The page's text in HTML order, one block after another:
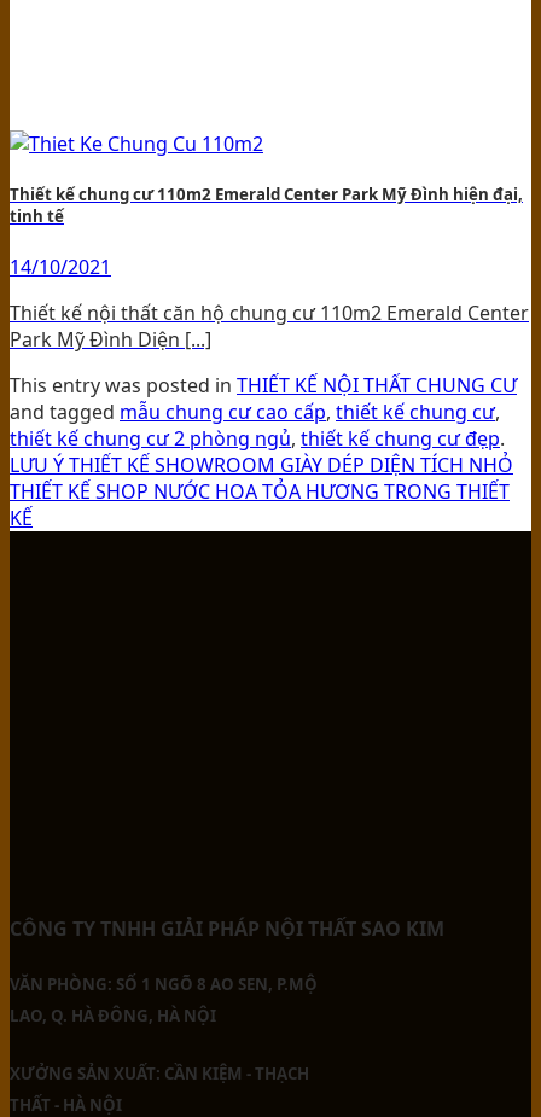
Thiết kế chung cư 110m2 Emerald Center Park Mỹ Đình hiện đại,
tinh tế
14/10/2021
Thiết kế nội thất căn hộ chung cư 110m2 Emerald Center
Park Mỹ Đình Diện [...]
This entry was posted in THIẾT KẾ NỘI THẤT CHUNG CƯ
and tagged mẫu chung cư cao cấp, thiết kế chung cư,
thiết kế chung cư 2 phòng ngủ, thiết kế chung cư đẹp.
LƯU Ý THIẾT KẾ SHOWROOM GIÀY DÉP DIỆN TÍCH NHỎ
THIẾT KẾ SHOP NƯỚC HOA TỎA HƯƠNG TRONG THIẾT
KẾ
CÔNG TY TNHH GIẢI PHÁP NỘI THẤT SAO KIM
VĂN PHÒNG: SỐ 1 NGÕ 8 AO SEN, P.MỘ
LAO, Q. HÀ ĐÔNG, HÀ NỘI
XƯỞNG SẢN XUẤT: CẦN KIỆM - THẠCH
THẤT - HÀ NỘI